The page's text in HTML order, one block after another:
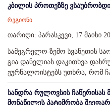
კბილის პროთეზზე
რეგიონი
თარიღი: პარასკევი, 17 მაისი
სამეგრელო-ზემო სვანეთის
გია დანელიას დაკითხვა
ჟურნალოისტებს უთხრა, რომ
სანდრა რულოვსის ჩაწერისას
მონაწილეს პატიმრობა